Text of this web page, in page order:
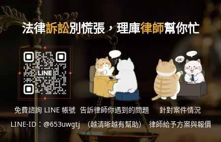
法律訴訟別慌張，理庫律師幫你忙
免費諮詢 LINE 帳號
LINE-ID：@653uwgtj
告訴律師你遇到的問題
（越清晰越有幫助）
針對案件情況
律師給予方案與報價